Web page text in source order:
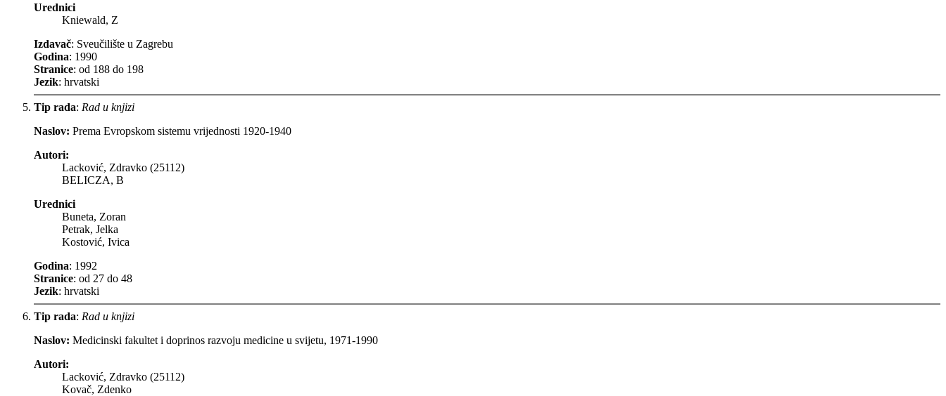
Urednici
Kniewald, Z
Izdavač: Sveučilište u Zagrebu
Godina: 1990
Stranice: od 188 do 198
Jezik: hrvatski
Tip rada: Rad u knjizi
Naslov: Prema Evropskom sistemu vrijednosti 1920-1940
Autori:
Lacković, Zdravko (25112)
BELICZA, B
Urednici
Buneta, Zoran
Petrak, Jelka
Kostović, Ivica
Godina: 1992
Stranice: od 27 do 48
Jezik: hrvatski
Tip rada: Rad u knjizi
Naslov: Medicinski fakultet i doprinos razvoju medicine u svijetu, 1971-1990
Autori:
Lacković, Zdravko (25112)
Kovač, Zdenko